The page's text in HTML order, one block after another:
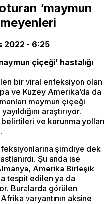
‘maymun
2022 - 6:25
çiçeği’ hastalığı
bir viral enfeksiyon olan
ve Kuzey Amerika’da da
maymun çiçeği
araştırıyor.
ve korunma yolları
şimdiye dek
Şu anda ise
Amerika Birleşik
tespit edilen ya da
Buralarda görülen
varyantının aksine